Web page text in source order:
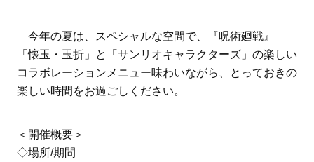
今年の夏は、スペシャルな空間で、『呪術廻戦』
「懐玉・玉折」と「サンリオキャラクターズ」の楽しい
コラボレーションメニュー味わいながら、とっておきの
楽しい時間をお過ごしください。
＜開催概要＞
◇場所/期間